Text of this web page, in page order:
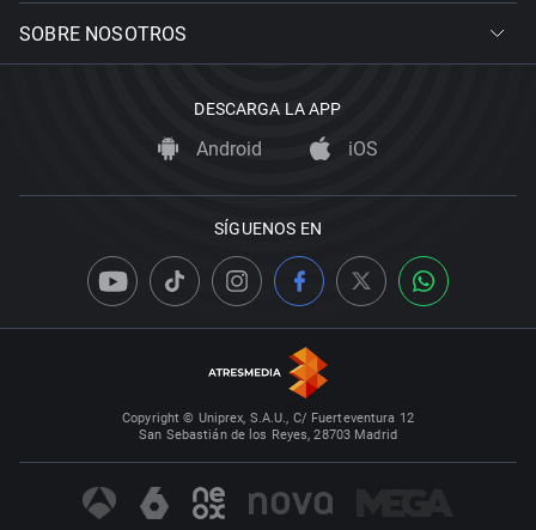
SOBRE NOSOTROS
DESCARGA LA APP
Android iOS
SÍGUENOS EN
Copyright © Uniprex, S.A.U., C/ Fuerteventura 12
San Sebastián de los Reyes, 28703 Madrid